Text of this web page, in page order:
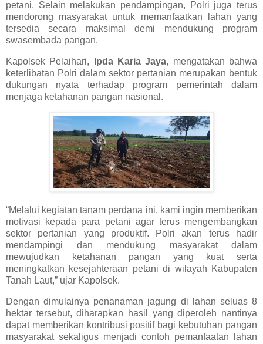
petani. Selain melakukan pendampingan, Polri juga terus
mendorong masyarakat untuk memanfaatkan lahan yang
tersedia secara maksimal demi mendukung program
swasembada pangan.
Kapolsek Pelaihari, Ipda Karia Jaya, mengatakan bahwa
keterlibatan Polri dalam sektor pertanian merupakan bentuk
dukungan nyata terhadap program pemerintah dalam
menjaga ketahanan pangan nasional.
“Melalui kegiatan tanam perdana ini, kami ingin memberikan
motivasi kepada para petani agar terus mengembangkan
sektor pertanian yang produktif. Polri akan terus hadir
mendampingi dan mendukung masyarakat dalam
mewujudkan ketahanan pangan yang kuat serta
meningkatkan kesejahteraan petani di wilayah Kabupaten
Tanah Laut,” ujar Kapolsek.
Dengan dimulainya penanaman jagung di lahan seluas 8
hektar tersebut, diharapkan hasil yang diperoleh nantinya
dapat memberikan kontribusi positif bagi kebutuhan pangan
masyarakat sekaligus menjadi contoh pemanfaatan lahan